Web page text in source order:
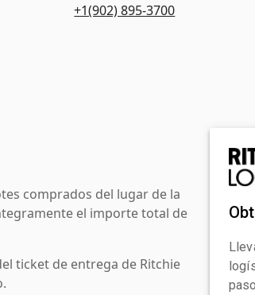
+1(902) 895-3700
comprados del lugar de la
el importe total de
ticket de entrega de Ritchie